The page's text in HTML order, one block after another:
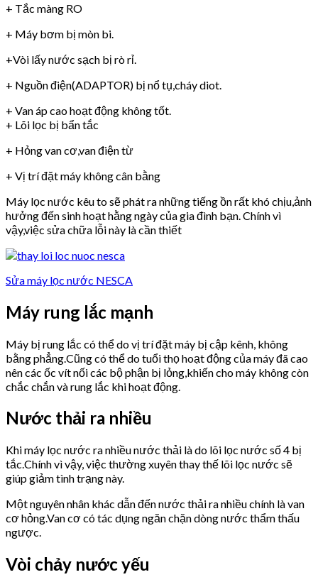
+ Tắc màng RO
+ Máy bơm bị mòn bi.
+Vòi lấy nước sạch bị rò rỉ.
+ Nguồn điện(ADAPTOR) bị nổ tụ,cháy diot.
+ Van áp cao hoạt động không tốt.
+ Lõi lọc bị bẩn tắc
+ Hỏng van cơ,van điện từ
+ Vị trí đặt máy không cân bằng
Máy lọc nước kêu to sẽ phát ra những tiếng ồn rất khó chịu,ảnh
hưởng đến sinh hoạt hằng ngày của gia đình bạn. Chính vì
vậy,việc sửa chữa lỗi này là cần thiết
Sửa máy lọc nước NESCA
Máy rung lắc mạnh
Máy bị rung lắc có thể do vị trí đặt máy bị cập kênh, không
bằng phẳng.Cũng có thể do tuổi thọ hoạt động của máy đã cao
nên các ốc vít nối các bộ phận bị lỏng,khiến cho máy không còn
chắc chắn và rung lắc khi hoạt động.
Nước thải ra nhiều
Khi máy lọc nước ra nhiều nước thải là do lõi lọc nước số 4 bị
tắc.Chính vì vậy, việc thường xuyên thay thế lõi lọc nước sẽ
giúp giảm tình trạng này.
Một nguyên nhân khác dẫn đến nước thải ra nhiều chính là van
cơ hỏng.Van cơ có tác dụng ngăn chặn dòng nước thẩm thấu
ngược.
Vòi chảy nước yếu